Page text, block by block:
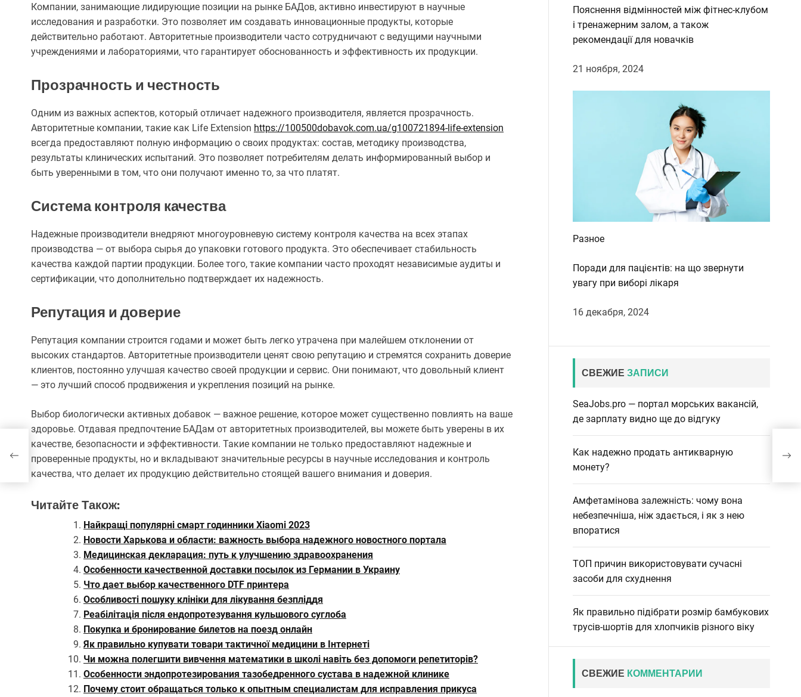
Компании, занимающие лидирующие позиции на рынке БАДов, активно инвестируют в научные
исследования и разработки. Это позволяет им создавать инновационные продукты, которые
действительно работают. Авторитетные производители часто сотрудничают с ведущими научными
учреждениями и лабораториями, что гарантирует обоснованность и эффективность их продукции.
Прозрачность и честность
Одним из важных аспектов, который отличает надежного производителя, является прозрачность.
Авторитетные компании, такие как Life Extension https://100500dobavok.com.ua/g100721894-life-extension
всегда предоставляют полную информацию о своих продуктах: состав, методику производства,
результаты клинических испытаний. Это позволяет потребителям делать информированный выбор и
быть уверенными в том, что они получают именно то, за что платят.
Система контроля качества
Надежные производители внедряют многоуровневую систему контроля качества на всех этапах
производства — от выбора сырья до упаковки готового продукта. Это обеспечивает стабильность
качества каждой партии продукции. Более того, такие компании часто проходят независимые аудиты и
сертификации, что дополнительно подтверждает их надежность.
Репутация и доверие
Репутация компании строится годами и может быть легко утрачена при малейшем отклонении от
высоких стандартов. Авторитетные производители ценят свою репутацию и стремятся сохранить доверие
клиентов, постоянно улучшая качество своей продукции и сервис. Они понимают, что довольный клиент
— это лучший способ продвижения и укрепления позиций на рынке.
Выбор биологически активных добавок — важное решение, которое может существенно повлиять на ваше
здоровье. Отдавая предпочтение БАДам от авторитетных производителей, вы можете быть уверены в их
качестве, безопасности и эффективности. Такие компании не только предоставляют надежные и
проверенные продукты, но и вкладывают значительные ресурсы в научные исследования и контроль
качества, что делает их продукцию действительно стоящей вашего внимания и доверия.
Читайте Також:
Найкращі популярні смарт годинники Xiaomi 2023
Новости Харькова и области: важность выбора надежного новостного портала
Медицинская декларация: путь к улучшению здравоохранения
Особенности качественной доставки посылок из Германии в Украину
Что дает выбор качественного DTF принтера
Особливості пошуку клініки для лікування безпліддя
Реабілітація після ендопротезування кульшового суглоба
Покупка и бронирование билетов на поезд онлайн
Як правильно купувати товари тактичної медицини в Інтернеті
Чи можна полегшити вивчення математики в школі навіть без допомоги репетиторів?
Особенности эндопротезирования тазобедренного сустава в надежной клинике
Почему стоит обращаться только к опытным специалистам для исправления прикуса
Пояснення відмінностей між фітнес-клубом
і тренажерним залом, а також
рекомендації для новачків
21 ноября, 2024
Разное
Поради для пацієнтів: на що звернути
увагу при виборі лікаря
16 декабря, 2024
СВЕЖИЕ ЗАПИСИ
SeaJobs.pro — портал морських вакансій,
де зарплату видно ще до відгуку
Как надежно продать антикварную
монету?
Амфетамінова залежність: чому вона
небезпечніша, ніж здається, і як з нею
впоратися
ТОП причин використовувати сучасні
засоби для схуднення
Як правильно підібрати розмір бамбукових
трусів-шортів для хлопчиків різного віку
СВЕЖИЕ КОММЕНТАРИИ